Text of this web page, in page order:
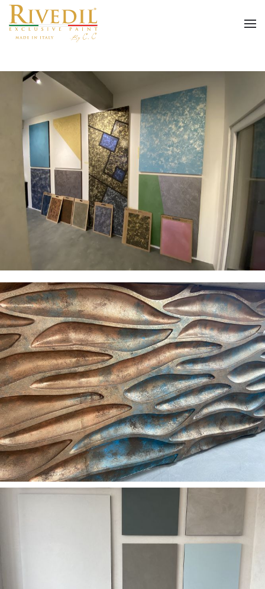
Skip to main content